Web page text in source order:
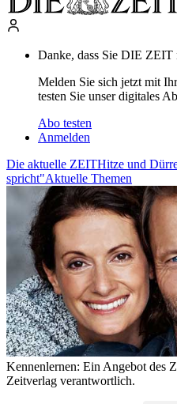
Danke, dass Sie DIE ZEIT
Melden Sie sich jetzt mit
testen Sie unser digitales
Abo testen
Anmelden
Die aktuelle ZEITHitze und
spricht"Aktuelle Themen
Kennenlernen: Ein Angebot des
Zeitverlag verantwortlich.